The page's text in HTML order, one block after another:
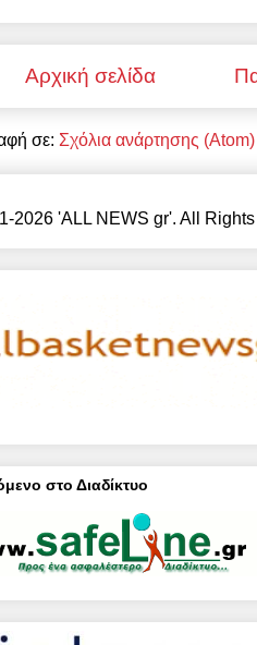
Αρχική σελίδα
σε: Σχόλια ανάρτησης (Atom)
2026 'ALL NEWS gr'. All
στο Διαδίκτυο